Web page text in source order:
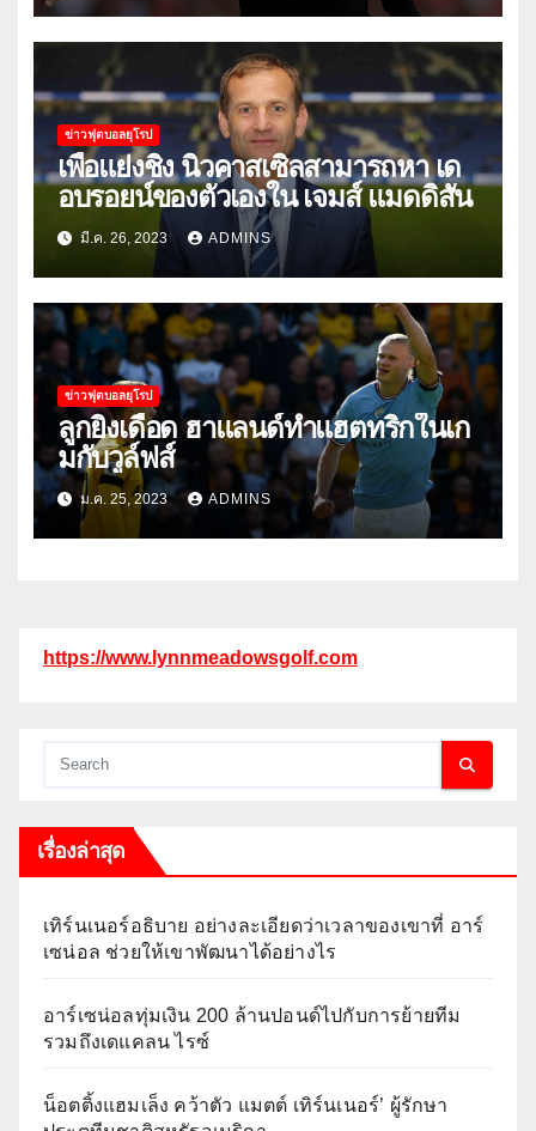
ข่าวฟุตบอลยุโรป
เพื่อแย่งชิง นิวคาสเซิ่ลสามารถหา เด
อบรอยน์ของตัวเองใน เจมส์ แมดดิสัน
มี.ค. 26, 2023 ADMINS
ข่าวฟุตบอลยุโรป
ลูกยิงเดือด ฮาแลนด์ทําแฮตทริกในเก
มกับวูล์ฟส์
ม.ค. 25, 2023 ADMINS
https://www.lynnmeadowsgolf.com
เรื่องล่าสุด
เทิร์นเนอร์อธิบาย อย่างละเอียดว่าเวลาของเขาที่ อาร์
เซน่อล ช่วยให้เขาพัฒนาได้อย่างไร
อาร์เซน่อลทุ่มเงิน 200 ล้านปอนด์ไปกับการย้ายทีม
รวมถึงเดแคลน ไรซ์
น็อตติ้งแฮมเล็ง คว้าตัว แมตต์ เทิร์นเนอร์’ ผู้รักษา